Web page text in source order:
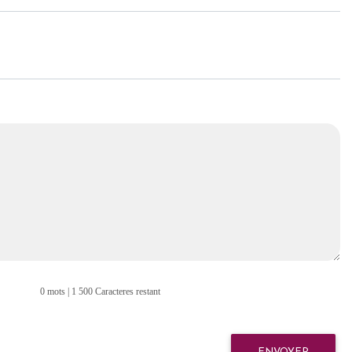
0 mots | 1 500 Caracteres restant